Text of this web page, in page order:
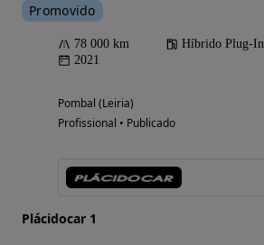
Promovido
78 000 km Híbrido Plug-In
2021
Pombal (Leiria)
Profissional • Publicado
Plácidocar 1